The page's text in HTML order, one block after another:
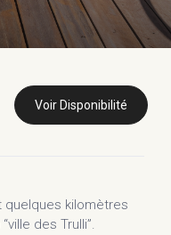
Voir Disponibilité
kilomètres
des Trulli”.